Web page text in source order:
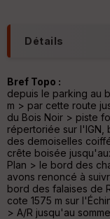
Détails
Bref Topo :
depuis le parking au
m > par cette route
du Bois Noir > piste
répertoriée sur l'IGN,
des demoiselles
crête boisée
Plan > le bord des
avons renoncé à
bord des falaises de
cote 1575 m sur
> A/R jusqu'au